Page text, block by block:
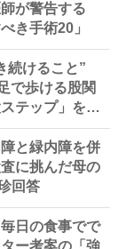
が警告する
き手術20」
続けること”
で歩ける股関
テップ」を整
と緑内障を併
に挑んだ母の
回答
毎日の食事でで
ー考案の「強